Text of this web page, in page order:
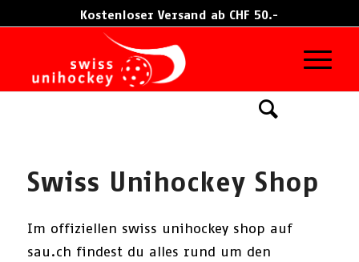
Kostenloser Versand ab CHF 50.-
Swiss Unihockey Shop
Im offiziellen swiss unihockey shop auf
sau.ch findest du alles rund um den